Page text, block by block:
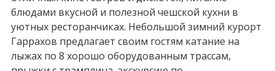
блюдами вкусной и полезной чешской кухни в
уютных ресторанчиках. Небольшой зимний курорт
Гаррахов предлагает своим гостям катание на
лыжах по 8 хорошо оборудованным трассам,